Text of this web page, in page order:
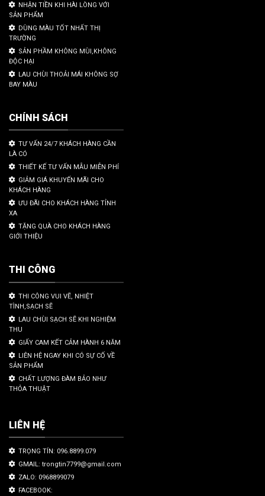
NHẬN TIỀN KHI HÀI LÒNG VỚI
SẢN PHẨM
DÙNG MÀU TỐT NHẤT THỊ
TRƯỜNG
SẢN PHẦM KHÔNG MÙI,KHÔNG
ĐỘC HẠI
LAU CHÙI THOẢI MÁI KHÔNG SỢ
BAY MÀU
CHÍNH SÁCH
TƯ VẤN 24/7 KHÁCH HÀNG CẦN
LÀ CÓ
THIẾT KẾ TƯ VẤN MẪU MIỄN PHÍ
GIẢM GIÁ KHUYẾN MÃI CHO
KHÁCH HÀNG
ƯU ĐÃI CHO KHÁCH HÀNG TỈNH
XA
TẶNG QUÀ CHO KHÁCH HÀNG
GIỚI THIỆU
THI CÔNG
THI CÔNG VUI VẼ, NHIỆT
TÌNH,SẠCH SẼ
LAU CHÙI SẠCH SẼ KHI NGHIỆM
THU
GIẤY CAM KẾT CẢM HÀNH 6 NĂM
LIÊN HỆ NGAY KHI CÓ SỰ CỐ VỀ
SẢN PHẨM
CHẤT LƯỢNG ĐÀM BẢO NHƯ
THỎA THUẬT
LIÊN HỆ
TRỌNG TÍN: 096.8899.079
GMAIL: trongtin7799@gmail.com
ZALO: 0968899079
FACEBOOK: